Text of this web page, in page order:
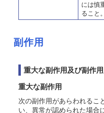
には慎
ること。
副作用
重大な副作用及び副作
重大な副作用
次の副作用があらわれるこ
い、異常が認められた場合